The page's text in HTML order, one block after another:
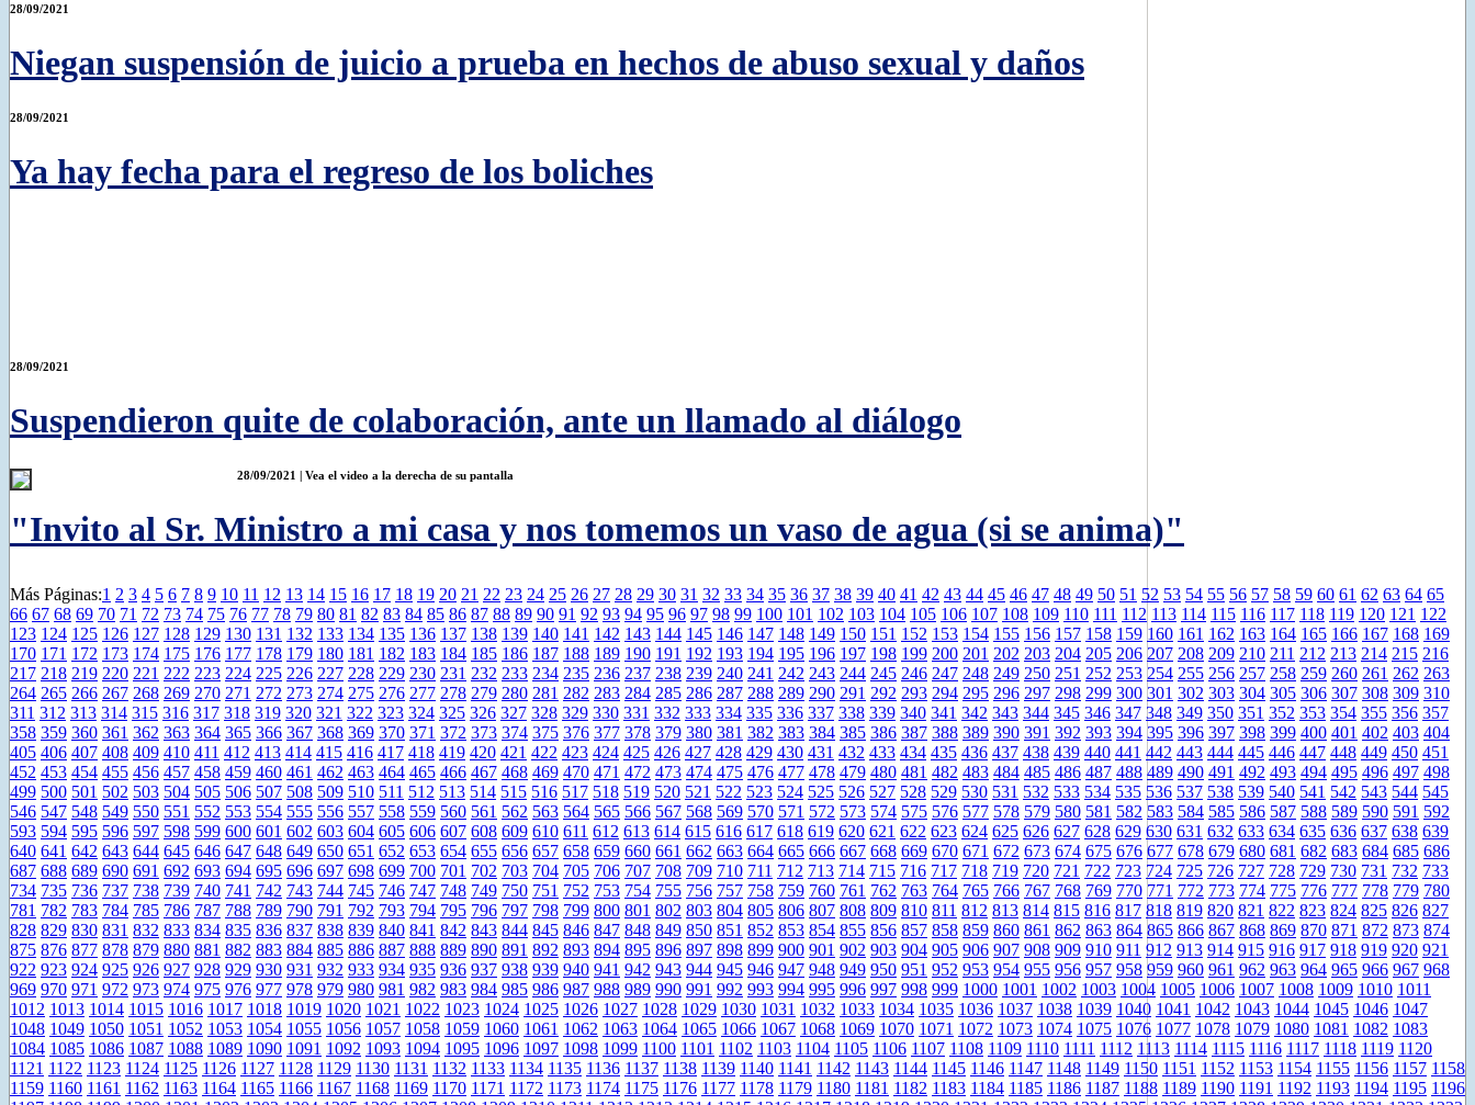
28/09/2021
Niegan suspensión de juicio a prueba en hechos de abuso sexual y daños
28/09/2021
Ya hay fecha para el regreso de los boliches
28/09/2021
Suspendieron quite de colaboración, ante un llamado al diálogo
28/09/2021 | Vea el video a la derecha de su pantalla
"Invito al Sr. Ministro a mi casa y nos tomemos un vaso de agua (si se anima)"
Más Páginas:1 2 3 4 5 6 7 8 9 10 11 12 13 14 15 16 17 18 19 20 21 22 23 24 25 26 27 28 29 30 31 32 33 34 35 36 37 38 39 40 41 42 43 44 45 46 47 48 49 50 51 52 53 54 55 56 57 58 59 60 61 62 63 64 65
66 67 68 69 70 71 72 73 74 75 76 77 78 79 80 81 82 83 84 85 86 87 88 89 90 91 92 93 94 95 96 97 98 99 100 101 102 103 104 105 106 107 108 109 110 111 112 113 114 115 116 117 118 119 120 121 122
123 124 125 126 127 128 129 130 131 132 133 134 135 136 137 138 139 140 141 142 143 144 145 146 147 148 149 150 151 152 153 154 155 156 157 158 159 160 161 162 163 164 165 166 167 168 169
170 171 172 173 174 175 176 177 178 179 180 181 182 183 184 185 186 187 188 189 190 191 192 193 194 195 196 197 198 199 200 201 202 203 204 205 206 207 208 209 210 211 212 213 214 215 216
217 218 219 220 221 222 223 224 225 226 227 228 229 230 231 232 233 234 235 236 237 238 239 240 241 242 243 244 245 246 247 248 249 250 251 252 253 254 255 256 257 258 259 260 261 262 263
264 265 266 267 268 269 270 271 272 273 274 275 276 277 278 279 280 281 282 283 284 285 286 287 288 289 290 291 292 293 294 295 296 297 298 299 300 301 302 303 304 305 306 307 308 309 310
311 312 313 314 315 316 317 318 319 320 321 322 323 324 325 326 327 328 329 330 331 332 333 334 335 336 337 338 339 340 341 342 343 344 345 346 347 348 349 350 351 352 353 354 355 356 357
358 359 360 361 362 363 364 365 366 367 368 369 370 371 372 373 374 375 376 377 378 379 380 381 382 383 384 385 386 387 388 389 390 391 392 393 394 395 396 397 398 399 400 401 402 403 404
405 406 407 408 409 410 411 412 413 414 415 416 417 418 419 420 421 422 423 424 425 426 427 428 429 430 431 432 433 434 435 436 437 438 439 440 441 442 443 444 445 446 447 448 449 450 451
452 453 454 455 456 457 458 459 460 461 462 463 464 465 466 467 468 469 470 471 472 473 474 475 476 477 478 479 480 481 482 483 484 485 486 487 488 489 490 491 492 493 494 495 496 497 498
499 500 501 502 503 504 505 506 507 508 509 510 511 512 513 514 515 516 517 518 519 520 521 522 523 524 525 526 527 528 529 530 531 532 533 534 535 536 537 538 539 540 541 542 543 544 545
546 547 548 549 550 551 552 553 554 555 556 557 558 559 560 561 562 563 564 565 566 567 568 569 570 571 572 573 574 575 576 577 578 579 580 581 582 583 584 585 586 587 588 589 590 591 592
593 594 595 596 597 598 599 600 601 602 603 604 605 606 607 608 609 610 611 612 613 614 615 616 617 618 619 620 621 622 623 624 625 626 627 628 629 630 631 632 633 634 635 636 637 638 639
640 641 642 643 644 645 646 647 648 649 650 651 652 653 654 655 656 657 658 659 660 661 662 663 664 665 666 667 668 669 670 671 672 673 674 675 676 677 678 679 680 681 682 683 684 685 686
687 688 689 690 691 692 693 694 695 696 697 698 699 700 701 702 703 704 705 706 707 708 709 710 711 712 713 714 715 716 717 718 719 720 721 722 723 724 725 726 727 728 729 730 731 732 733
734 735 736 737 738 739 740 741 742 743 744 745 746 747 748 749 750 751 752 753 754 755 756 757 758 759 760 761 762 763 764 765 766 767 768 769 770 771 772 773 774 775 776 777 778 779 780
781 782 783 784 785 786 787 788 789 790 791 792 793 794 795 796 797 798 799 800 801 802 803 804 805 806 807 808 809 810 811 812 813 814 815 816 817 818 819 820 821 822 823 824 825 826 827
828 829 830 831 832 833 834 835 836 837 838 839 840 841 842 843 844 845 846 847 848 849 850 851 852 853 854 855 856 857 858 859 860 861 862 863 864 865 866 867 868 869 870 871 872 873 874
875 876 877 878 879 880 881 882 883 884 885 886 887 888 889 890 891 892 893 894 895 896 897 898 899 900 901 902 903 904 905 906 907 908 909 910 911 912 913 914 915 916 917 918 919 920 921
922 923 924 925 926 927 928 929 930 931 932 933 934 935 936 937 938 939 940 941 942 943 944 945 946 947 948 949 950 951 952 953 954 955 956 957 958 959 960 961 962 963 964 965 966 967 968
969 970 971 972 973 974 975 976 977 978 979 980 981 982 983 984 985 986 987 988 989 990 991 992 993 994 995 996 997 998 999 1000 1001 1002 1003 1004 1005 1006 1007 1008 1009 1010 1011
1012 1013 1014 1015 1016 1017 1018 1019 1020 1021 1022 1023 1024 1025 1026 1027 1028 1029 1030 1031 1032 1033 1034 1035 1036 1037 1038 1039 1040 1041 1042 1043 1044 1045 1046 1047
1048 1049 1050 1051 1052 1053 1054 1055 1056 1057 1058 1059 1060 1061 1062 1063 1064 1065 1066 1067 1068 1069 1070 1071 1072 1073 1074 1075 1076 1077 1078 1079 1080 1081 1082 1083
1084 1085 1086 1087 1088 1089 1090 1091 1092 1093 1094 1095 1096 1097 1098 1099 1100 1101 1102 1103 1104 1105 1106 1107 1108 1109 1110 1111 1112 1113 1114 1115 1116 1117 1118 1119 1120
1121 1122 1123 1124 1125 1126 1127 1128 1129 1130 1131 1132 1133 1134 1135 1136 1137 1138 1139 1140 1141 1142 1143 1144 1145 1146 1147 1148 1149 1150 1151 1152 1153 1154 1155 1156 1157 1158
1159 1160 1161 1162 1163 1164 1165 1166 1167 1168 1169 1170 1171 1172 1173 1174 1175 1176 1177 1178 1179 1180 1181 1182 1183 1184 1185 1186 1187 1188 1189 1190 1191 1192 1193 1194 1195 1196